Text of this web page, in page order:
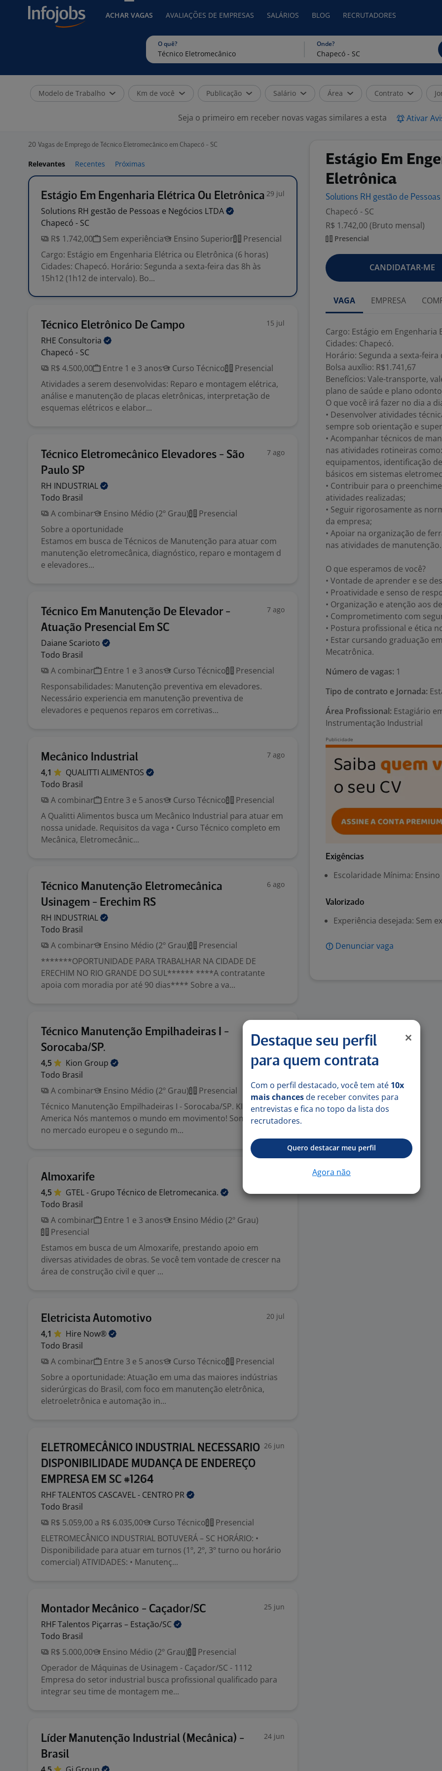
ACHAR VAGAS AVALIAÇÕES DE EMPRESAS SALÁRIOS BLOG RECRUTADORES
O quê? Onde?
Modelo de Trabalho Km de você Publicação Salário Área Contrato
Seja o primeiro em receber novas vagas similares a esta Ativar
20 Vagas de Emprego de Técnico Eletromecânico em Chapecó - SC
Relevantes Recentes Próximas
Estágio Em Engenharia Elétrica Ou Eletrônica 29 jul
Solutions RH gestão de Pessoas e Negócios LTDA
Chapecó - SC
R$ 1.742,00
Sem experiência Ensino Superior
Presencial
Cargo: Estágio em Engenharia Elétrica ou Eletrônica (6 horas)
Cidades: Chapecó. Horário: Segunda a sexta-feira das 8h às
15h12 (1h12 de intervalo). Bo...
Técnico Eletrônico De Campo 15 jul
RHE Consultoria
Chapecó - SC
R$ 4.500,00
Entre 1 e 3 anos Curso Técnico
Presencial
Atividades a serem desenvolvidas: Reparo e montagem elétrica,
análise e manutenção de placas eletrônicas, interpretação de
esquemas elétricos e elabor...
Técnico Eletromecânico Elevadores - São
Paulo SP
7 ago
RH INDUSTRIAL
Todo Brasil
A combinar
Ensino Médio (2º Grau)
Presencial
Sobre a oportunidade
Estamos em busca de Técnicos de Manutenção para atuar com
manutenção eletromecânica, diagnóstico, reparo e montagem d
e elevadores...
Técnico Em Manutenção De Elevador -
Atuação Presencial Em SC
7 ago
Daiane Scarioto
Todo Brasil
A combinar
Entre 1 e 3 anos Curso Técnico
Presencial
Responsabilidades: Manutenção preventiva em elevadores.
Necessário experiencia em manutenção preventiva de
elevadores e pequenos reparos em corretivas...
Mecânico Industrial 7 ago
4,1 QUALITTI ALIMENTOS
Todo Brasil
A combinar
Entre 3 e 5 anos Curso Técnico
Presencial
A Qualitti Alimentos busca um Mecânico Industrial para atuar em
nossa unidade. Requisitos da vaga • Curso Técnico completo em
Mecânica, Eletromecânic...
Técnico Manutenção Eletromecânica
Usinagem - Erechim RS
6 ago
RH INDUSTRIAL
Todo Brasil
A combinar
Ensino Médio (2º Grau)
Presencial
*******OPORTUNIDADE PARA TRABALHAR NA CIDADE DE
ERECHIM NO RIO GRANDE DO SUL****** ****A contratante
apoia com moradia por até 90 dias**** Sobre a va...
Técnico Manutenção Empilhadeiras I -
Sorocaba/SP.
4,5 Kion Group
Todo Brasil
A combinar
Ensino Médio (2º Grau)
Presencial
Técnico Manutenção Empilhadeiras I - Sorocaba/SP. KION South
America Nós mantemos o mundo em movimento! Somos líderes
no mercado europeu e o segundo m...
Almoxarife
4,5 GTEL - Grupo Técnico de Eletromecanica.
Todo Brasil
A combinar
Entre 1 e 3 anos
Ensino Médio (2º Grau)
Presencial
Estamos em busca de um Almoxarife, prestando apoio em
diversas atividades de obras. Se você tem vontade de crescer na
área de construção civil e quer ...
Eletricista Automotivo 20 jul
4,1 Hire Now®
Todo Brasil
A combinar
Entre 3 e 5 anos Curso Técnico
Presencial
Sobre a oportunidade: Atuação em uma das maiores indústrias
siderúrgicas do Brasil, com foco em manutenção eletrônica,
eletroeletrônica e automação in...
ELETROMECÂNICO INDUSTRIAL NECESSARIO
DISPONIBILIDADE MUDANÇA DE ENDEREÇO
EMPRESA EM SC #1264
26 jun
RHF TALENTOS CASCAVEL - CENTRO PR
Todo Brasil
R$ 5.059,00 a R$ 6.035,00
Curso Técnico
Presencial
ELETROMECÂNICO INDUSTRIAL BOTUVERÁ – SC HORÁRIO: •
Disponibilidade para atuar em turnos (1º, 2º, 3º turno ou horário
comercial) ATIVIDADES: • Manutenç...
Montador Mecânico - Caçador/SC 25 jun
RHF Talentos Piçarras – Estação/SC
Todo Brasil
R$ 5.000,00
Ensino Médio (2º Grau)
Presencial
Operador de Máquinas de Usinagem - Caçador/SC - 1112
Empresa do setor industrial busca profissional qualificado para
integrar seu time de montagem me...
Líder Manutenção Industrial (Mecânica) -
Brasil
24 jun
Estágio Em
Eletrônica
Solutions RH gestão de
Chapecó - SC
R$ 1.742,00 (Bruto mensal)
Presencial
CANDIDATAR-ME
VAGA EMPRESA
Cargo: Estágio em
Cidades: Chapecó.
Horário: Segunda a sexta-
Bolsa auxílio: R$1.741,67
Benefícios: Vale-transporte,
plano de saúde e plano
O que você irá fazer no dia a
• Desenvolver atividades
sempre sob orientação e
• Acompanhar técnicos de
nas atividades rotineiras
equipamentos, identificação
básicos em sistemas
• Contribuir para o
atividades realizadas;
• Seguir rigorosamente as
da empresa;
• Apoiar na organização de
nas atividades de manutenção.
O que esperamos de você?
• Vontade de aprender e se
• Proatividade e senso de
• Organização e atenção aos
• Comprometimento com
• Postura profissional e ética
• Estar cursando graduação
Mecatrônica.
Número de vagas: 1
Tipo de contrato e Jornada:
Área Profissional: Estagiário
Instrumentação Industrial
Exigências
Escolaridade Mínima:
Valorizado
Experiência desejada: Sem
Denunciar vaga
Destaque seu perfil
para quem contrata
Com o perfil destacado, você tem até 10x
mais chances de receber convites para
entrevistas e fica no topo da lista dos
recrutadores.
Quero destacar meu perfil
Agora não